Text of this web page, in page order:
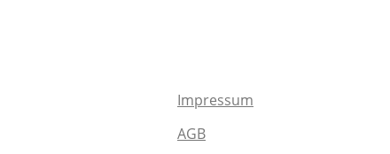
Impressum
AGB